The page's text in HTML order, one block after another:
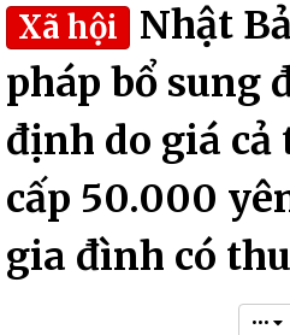
Xã hội
Nhật
pháp bổ sung
định do giá cả
cấp 50.000
gia đình có
•••